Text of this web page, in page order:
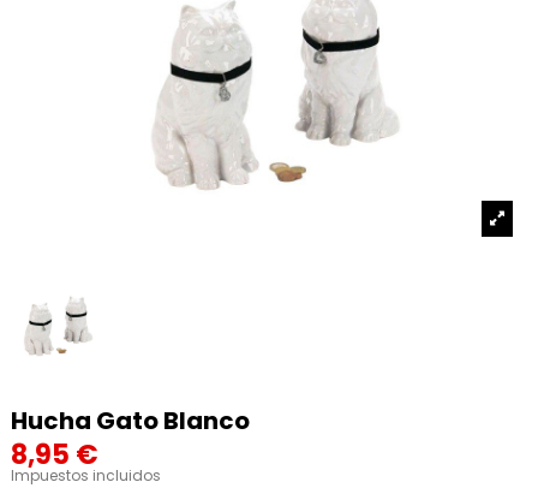
Hucha Gato Blanco
8,95 €
Impuestos incluidos